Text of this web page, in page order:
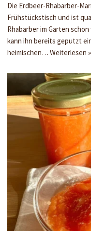
Die Erdbeer-Rhabarber-
Frühstückstisch und ist
Rhabarber im Garten
kann ihn bereits geputzt
heimischen… Weiterlesen »